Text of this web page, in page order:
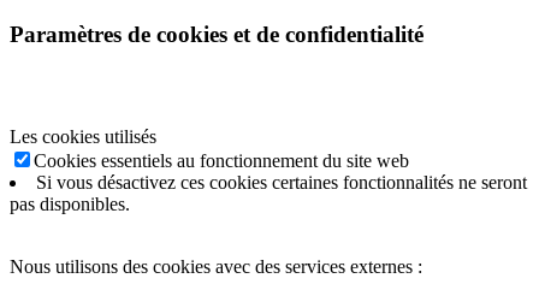
Paramètres de cookies et de confidentialité
Les cookies utilisés
Cookies essentiels au fonctionnement du site web
Si vous désactivez ces cookies certaines fonctionnalités ne seront
pas disponibles.
Nous utilisons des cookies avec des services externes :